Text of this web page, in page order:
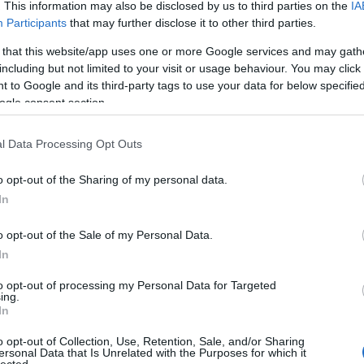
This information may also be disclosed by us to third parties on the
Participants that may further disclose it to other third parties.
that this website/app uses one or more Google services and may
but not limited to your visit or usage behaviour. You may
to Google and its third-party tags to use your data for below
consent section.
Data Processing Opt Outs
opt-out of the Sharing of my personal data.
opt-out of the Sale of my Personal Data.
opt-out of processing my Personal Data for Targeted
opt-out of Collection, Use, Retention, Sale, and/or Sharing
Data that Is Unrelated with the Purposes for which it
egy mókás kalandunk, legutóbb pedigaz utólagos
posztot - most egy ferencvárosi játszótérről küldött
hanem a Ferenc tériről.
ki, kifejezetten dögös a csempedombja, tele van
én még nem hallottam soha pozitív véleményt
annak a példájaként emlegetik, milyen
és egy olyan játszótér születik, ahol mondjuk
a felmászást, mert balesetveszélyesek. Pedig
- nem úgy mint most. Ahogy Gábor írja:
Zoltán
VIII.
alatti
tulajd...
amerre
elem
2014
2014